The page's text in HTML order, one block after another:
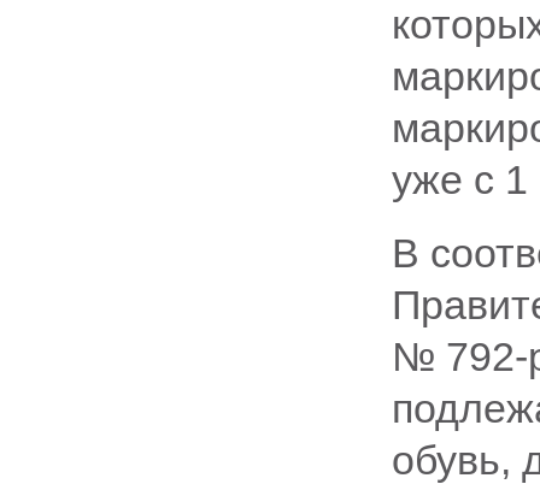
уже с
В
№ 792-
обувь,